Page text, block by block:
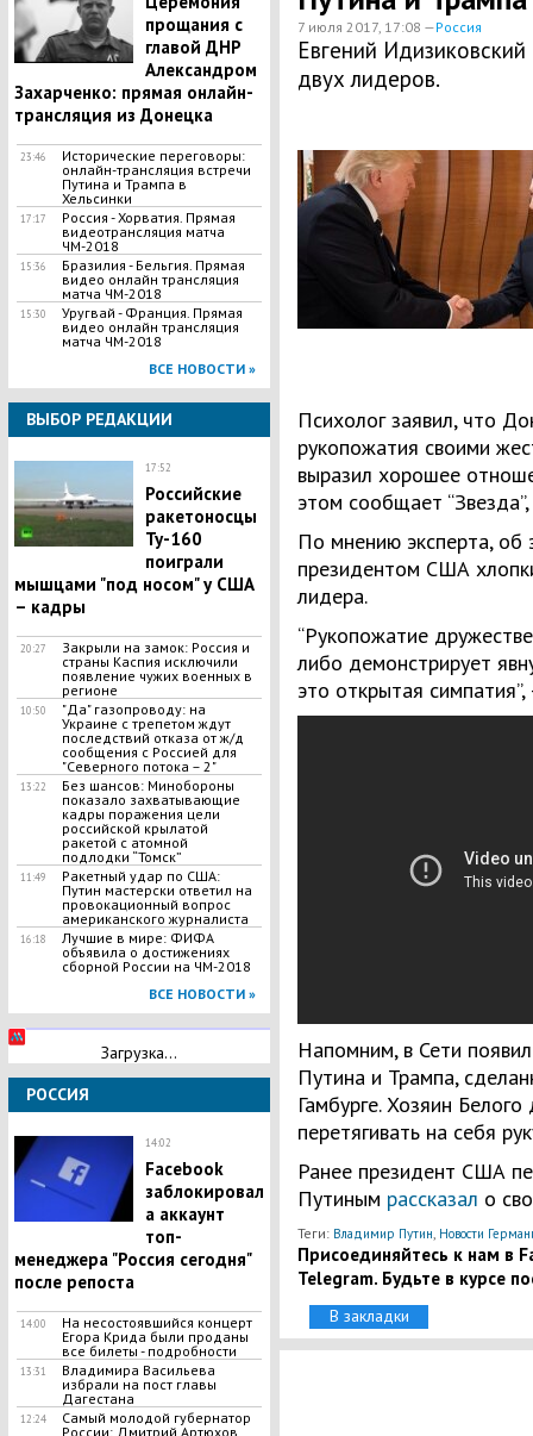
прощания с
главой ДНР
Александром
Захарченко: прямая онлайн-
трансляция из Донецка
23:46
Исторические переговоры:
онлайн-трансляция встречи
Путина и Трампа в
Хельсинки
17:17
Россия - Хорватия. Прямая
видеотрансляция матча
ЧМ-2018
15:36
Бразилия - Бельгия. Прямая
видео онлайн трансляция
матча ЧМ-2018
15:30
Уругвай - Франция. Прямая
видео онлайн трансляция
матча ЧМ-2018
ВСЕ НОВОСТИ »
ВЫБОР РЕДАКЦИИ
17:52
Российские
ракетоносцы
Ту-160
поиграли
мышцами "под носом" у США
– кадры
20:27
Закрыли на замок: Россия и
страны Каспия исключили
появление чужих военных в
регионе
10:50
"Да" газопроводу: на
Украине с трепетом ждут
последствий отказа от ж/д
сообщения с Россией для
"Северного потока – 2"
13:22
Без шансов: Минобороны
показало захватывающие
кадры поражения цели
российской крылатой
ракетой с атомной
подлодки “Томск”
11:49
Ракетный удар по США:
Путин мастерски ответил на
провокационный вопрос
американского журналиста
16:18
Лучшие в мире: ФИФА
объявила о достижениях
сборной России на ЧМ-2018
ВСЕ НОВОСТИ »
Загрузка...
РОССИЯ
14:02
Facebook
заблокировал
а аккаунт
топ-
менеджера "Россия сегодня"
после репоста
14:00
​На несостоявшийся концерт
Егора Крида были проданы
все билеты - подробности
13:31
Владимира Васильева
избрали на пост главы
Дагестана
12:24
Самый молодой губернатор
России: Дмитрий Артюхов
7 июля 2017, 17:08 —Россия
Евгений
двух лидеров.
Психолог заявил, что
рукопожатия своими
выразил хорошее
этом сообщает
По мнению эксперта, об
президентом США
лидера.
“Рукопожатие
либо демонстрирует
это открытая
Напомним, в Сети
Путина и Трампа,
Гамбурге. Хозяин
перетягивать на себя
Ранее президент США
Путиным рассказал о
Теги: Владимир Путин Новости
Присоединяйтесь к нам в
Telegram. Будьте в курсе
В закладки